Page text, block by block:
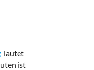
lautet
ist